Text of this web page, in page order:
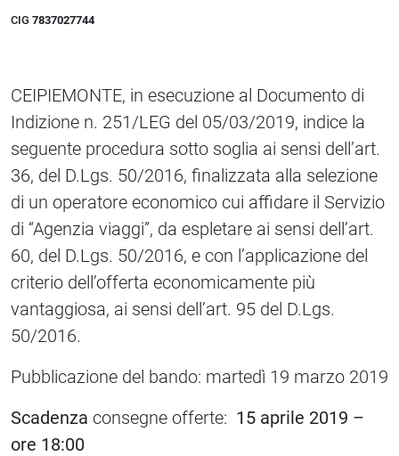
CIG 7837027744
CEIPIEMONTE, in esecuzione al Documento di
Indizione n. 251/LEG del 05/03/2019, indice la
seguente procedura sotto soglia ai sensi dell’art.
36, del D.Lgs. 50/2016, finalizzata alla selezione
di un operatore economico cui affidare il Servizio
di “Agenzia viaggi”, da espletare ai sensi dell’art.
60, del D.Lgs. 50/2016, e con l’applicazione del
criterio dell’offerta economicamente più
vantaggiosa, ai sensi dell’art. 95 del D.Lgs.
50/2016.
Pubblicazione del bando: martedì 19 marzo 2019
Scadenza consegne offerte: 15 aprile 2019 –
ore 18:00